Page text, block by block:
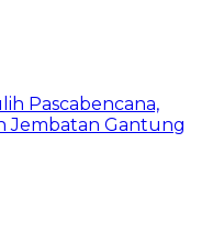
Pascabencana,
Jembatan Gantung